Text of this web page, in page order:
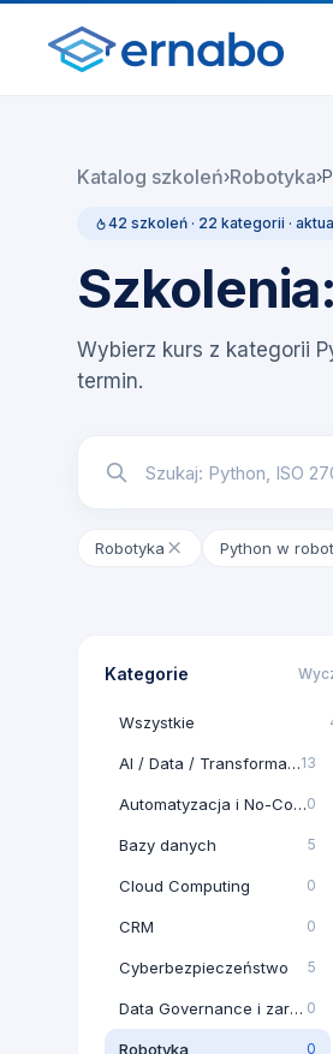
Katalog szkoleń›Robotyka›
42 szkoleń · 22 kategorii ·
Szkolenia:
Wybierz kurs z kategorii
termin.
Robotyka Python w
Kategorie
Wszystkie
AI / Data / Transformacja AI13
Automatyzacja i No-Code0
Bazy danych 5
Cloud Computing 0
CRM 0
Cyberbezpieczeństwo 5
Data Governance i zarządzanie danymi 0
Robotyka 0